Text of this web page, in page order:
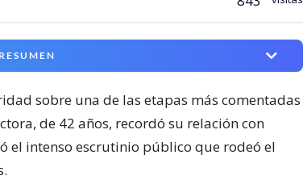
sobre una de las etapas más comentadas
de 42 años, recordó su relación con
el intenso escrutinio público que rodeó el